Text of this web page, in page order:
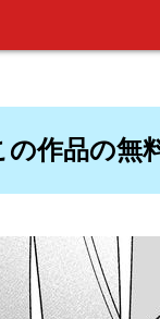
の作品の無